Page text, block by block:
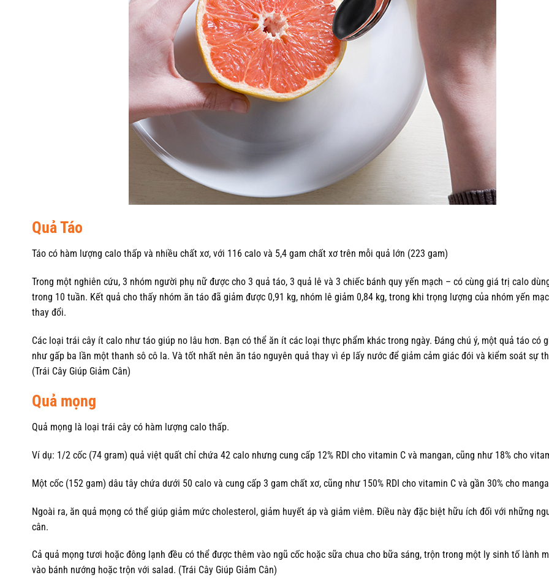
Quả Táo
Táo có hàm lượng calo thấp và nhiều chất xơ, với 116 calo và 5,4 gam chất xơ trên mỗi quả lớn (223 gam)
Trong một nghiên cứu, 3 nhóm người phụ nữ được cho 3 quả táo, 3 quả lê và 3 chiếc bánh quy yến mạch – có cùng giá trị calo
trong 10 tuần. Kết quả cho thấy nhóm ăn táo đã giảm được 0,91 kg, nhóm lê giảm 0,84 kg, trong khi trọng lượng của nhóm yến
thay đổi.
Các loại trái cây ít calo như táo giúp no lâu hơn. Bạn có thể ăn ít các loại thực phẩm khác trong ngày. Đáng chú ý, một quả táo có
như gấp ba lần một thanh sô cô la. Và tốt nhất nên ăn táo nguyên quả thay vì ép lấy nước để giảm cảm giác đói và kiểm soát sự
(Trái Cây Giúp Giảm Cân)
Quả mọng
Quả mọng là loại trái cây có hàm lượng calo thấp.
Ví dụ: 1/2 cốc (74 gram) quả việt quất chỉ chứa 42 calo nhưng cung cấp 12% RDI cho vitamin C và mangan, cũng như 18% cho
Một cốc (152 gam) dâu tây chứa dưới 50 calo và cung cấp 3 gam chất xơ, cũng như 150% RDI cho vitamin C và gần 30% cho
Ngoài ra, ăn quả mọng có thể giúp giảm mức cholesterol, giảm huyết áp và giảm viêm. Điều này đặc biệt hữu ích đối với những
cân.
Cả quả mọng tươi hoặc đông lạnh đều có thể được thêm vào ngũ cốc hoặc sữa chua cho bữa sáng, trộn trong một ly sinh tố lành
vào bánh nướng hoặc trộn với salad. (Trái Cây Giúp Giảm Cân)